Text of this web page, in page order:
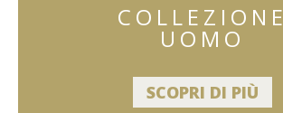
COLLEZIONE
UOMO
SCOPRI DI PIÙ